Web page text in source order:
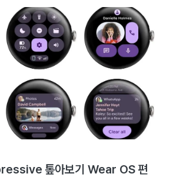
톺아보기 Wear OS 편